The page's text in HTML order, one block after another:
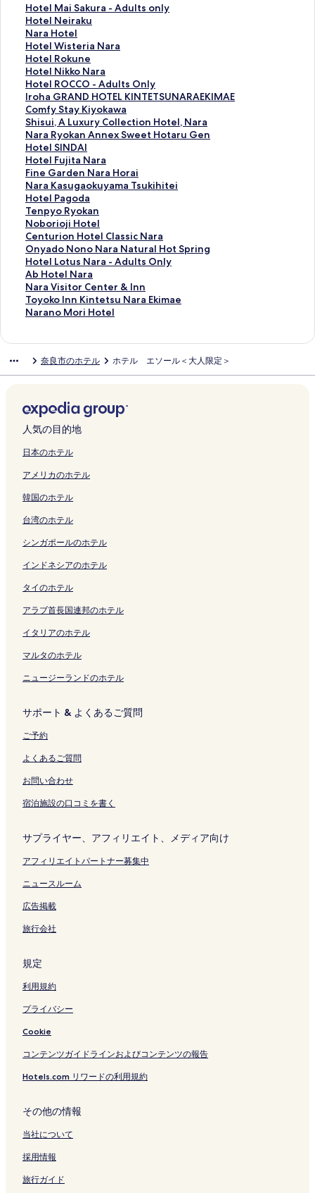
Hotel Mai Sakura - Adults only
H
o
t
e
l
M
a
i
S
a
k
u
r
a
-
A
d
u
l
t
s
o
n
l
y
ジ
を
リ
ン
ク
Hotel Neiraku
H
o
t
e
l
N
e
i
r
a
k
u
の
ペ
ー
ジ
を
開
く
リ
ン
ク
Nara Hotel
N
a
r
a
H
o
t
e
l
の
ペ
ー
ジ
を
開
く
リ
ン
ク
Hotel Wisteria Nara
H
o
t
e
l
W
i
s
t
e
r
i
a
N
a
r
a
の
ペ
ー
ジ
を
ン
ク
Hotel Rokune
H
o
t
e
l
R
o
k
u
n
e
の
ペ
ー
ジ
を
開
く
リ
ン
ク
Hotel Nikko Nara
H
o
t
e
l
N
i
k
k
o
N
a
r
a
の
ペ
ー
ジ
を
開
ク
Hotel ROCCO - Adults Only
H
o
t
e
l
R
O
C
C
O
-
A
d
u
l
t
s
O
n
ペ
ー
開
く
リ
ン
Iroha GRAND HOTEL KINTETSUNARAEKIMAE
I
r
o
h
a
G
R
A
N
D
H
O
T
E
L
K
I
N
U
R
A
K
M
E
の
ペ
ー
を
く
ン
ク
Comfy Stay Kiyokawa
C
o
m
f
y
S
t
a
y
K
i
y
o
k
a
w
a
ジ
を
リ
ン
ク
Shisui, A Luxury Collection Hotel, Nara
S
h
i
s
u
i
,
A
L
u
x
u
r
y
C
o
t
n
H
t
l
N
a
r
a
ペ
ジ
開
く
リ
ン
Nara Ryokan Annex Sweet Hotaru Gen
N
a
r
a
R
y
o
k
a
n
A
n
n
e
x
t
t
a
u
e
の
ペ
ー
ジ
開
リ
ク
Hotel SINDAI
H
o
t
e
l
S
I
N
D
A
I
の
ペ
ー
く
リ
Hotel Fujita Nara
H
o
t
e
l
F
u
j
i
t
a
N
a
ペ
ー
開
く
リ
ン
Fine Garden Nara Horai
F
i
n
e
G
a
r
d
e
n
N
a
r
の
ペ
ー
ジ
開
リ
ン
ク
Nara Kasugaokuyama Tsukihitei
N
a
r
a
K
a
s
u
g
a
o
m
s
u
i
i
e
i
の
ペ
ジ
開
リ
ン
ク
Hotel Pagoda
H
o
t
e
l
P
a
g
o
d
ー
ジ
く
リ
ン
ク
Tenpyo Ryokan
T
e
n
p
y
o
R
y
o
の
ペ
を
開
く
リ
ク
Noborioji Hotel
N
o
b
o
r
i
o
j
e
ペ
ー
ジ
を
く
ン
ク
Centurion Hotel Classic Nara
C
e
n
t
u
r
i
t
C
l
s
i
N
a
r
a
ペ
ジ
開
く
リ
ン
Onyado Nono Nara Natural Hot Spring
O
n
y
a
d
o
N
a
N
t
r
l
H
o
t
p
i
g
の
ペ
ー
を
リ
ン
ク
Hotel Lotus Nara - Adults Only
H
o
t
e
l
s
r
a
A
u
t
s
O
n
y
ペ
ジ
を
開
く
ン
Ab Hotel Nara
A
b
H
o
a
の
ペ
ー
ジ
開
リ
ン
ク
Nara Visitor Center & Inn
N
a
r
i
r
C
n
e
&
I
n
n
ペ
ジ
開
く
リ
ン
Toyoko Inn Kintetsu Nara Ekimae
T
o
I
K
i
t
t
u
N
a
r
E
i
a
e
の
ペ
ジ
く
リ
ン
ク
Narano Mori Hotel
N
o
r
i
H
o
e
の
ペ
ー
ジ
開
リ
ク
奈良市のホテル ホテル エソール＜大人限定＞
人気の目的地
日本のホテル
アメリカのホテル
韓国のホテル
台湾のホテル
シンガポールのホテル
インドネシアのホテル
タイのホテル
アラブ首長国連邦のホテル
イタリアのホテル
マルタのホテル
ニュージーランドのホテル
サポート & よくあるご質問
ご予約
よくあるご質問
お問い合わせ
宿泊施設の口コミを書く
サプライヤー、アフィリエイト、メディア向け
アフィリエイトパートナー募集中
ニュースルーム
広告掲載
旅行会社
規定
利用規約
プライバシー
Cookie
コンテンツガイドラインおよびコンテンツの報告
Hotels.com リワードの利用規約
その他の情報
当社について
採用情報
旅行ガイド